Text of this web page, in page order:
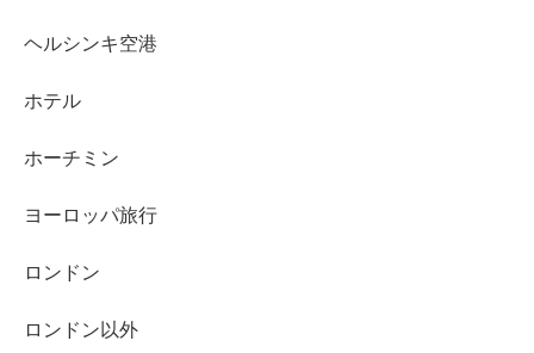
ヘルシンキ空港
ホテル
ホーチミン
ヨーロッパ旅行
ロンドン
ロンドン以外